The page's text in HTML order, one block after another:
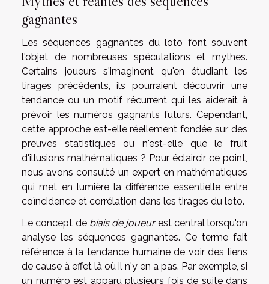
gagnantes
Les séquences gagnantes du loto font souvent
l'objet de nombreuses spéculations et mythes.
Certains joueurs s'imaginent qu'en étudiant les
tirages précédents, ils pourraient découvrir une
tendance ou un motif récurrent qui les aiderait à
prévoir les numéros gagnants futurs. Cependant,
cette approche est-elle réellement fondée sur des
preuves statistiques ou n'est-elle que le fruit
d'illusions mathématiques ? Pour éclaircir ce point,
nous avons consulté un expert en mathématiques
qui met en lumière la différence essentielle entre
coïncidence et corrélation dans les tirages du loto.
Le concept de biais de joueurest central lorsqu'on
analyse les séquences gagnantes. Ce terme fait
référence à la tendance humaine de voir des liens
de cause à effet là où il n'y en a pas. Par exemple, si
un numéro est apparu plusieurs fois de suite dans